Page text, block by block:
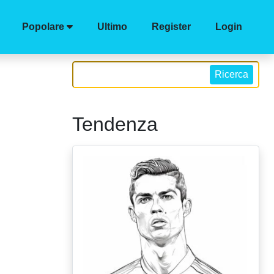
Popolare Ultimo Register Login
Ricerca
Tendenza